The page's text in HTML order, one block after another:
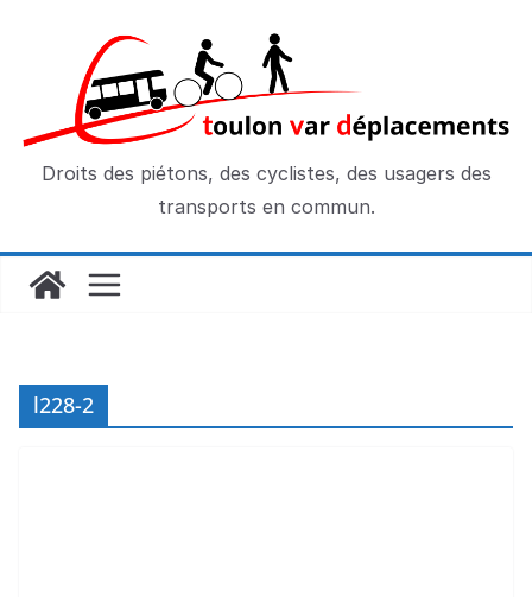
Droits des piétons, des cyclistes, des usagers des
transports en commun.
l228-2